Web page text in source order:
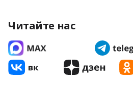
Читайте нас